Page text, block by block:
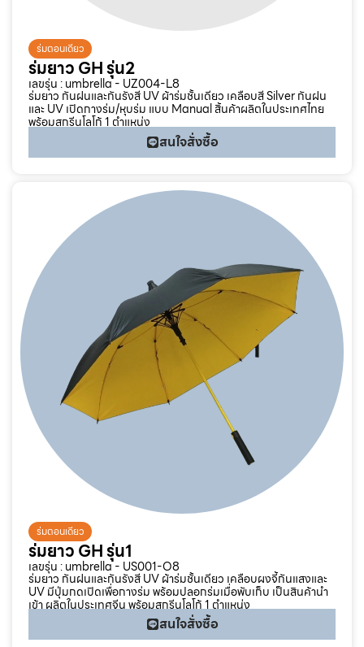
ร่มตอนเดียว
ร่มยาว GH รุ่น2
เลขรุ่น : umbrella - UZ004-L8
ร่มยาว กันฝนและกันรังสี UV ผ้าร่มชั้นเดียว เคลือบสี Silver กันฝน
และ UV เปิดกางร่ม/หุบร่ม แบบ Manual สิ้นค้าผลิตในประเทศไทย
พร้อมสกรีนโลโก้ 1 ตำแหน่ง
สนใจสั่งซื้อ
ร่มตอนเดียว
ร่มยาว GH รุ่น1
เลขรุ่น : umbrella - US001-O8
ร่มยาว กันฝนและกันรังสี UV ผ้าร่มชั้นเดียว เคลือบผงจี้กันแสงและ
UV มีปุ่มกดเปิดเพื่อกางร่ม พร้อมปลอกร่มเมื่อพับเก็บ เป็นสินค้านำ
เข้า ผลิตในประเทศจีน พร้อมสกรีนโลโก้ 1 ตำแหน่ง
สนใจสั่งซื้อ